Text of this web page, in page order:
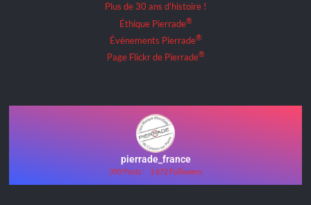
Plus de 30 ans d'histoire !
Éthique Pierrade®
Événements Pierrade®
Page Flickr de Pierrade®
pierrade_france
390 Posts 1 672 Followers